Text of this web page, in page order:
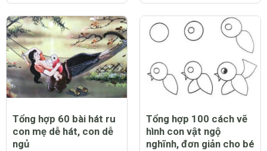
Tổng hợp 60 bài hát ru
con mẹ dễ hát, con dễ
ngủ
Tổng hợp 100 cách vẽ
hình con vật ngộ
nghĩnh, đơn giản cho bé